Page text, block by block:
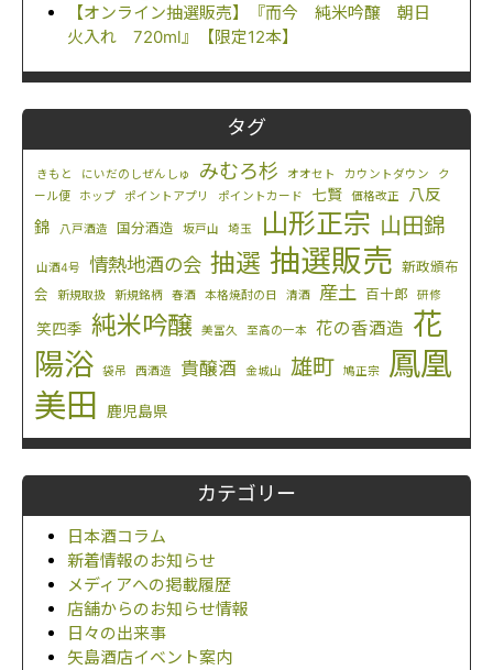
【オンライン抽選販売】『而今 純米吟醸 朝日
火入れ 720ml』【限定12本】
タグ
きもと にいだのしぜんしゅ みむろ杉 オオセト カウントダウン
ク
ール便
ホップ ポイントアプリ ポイントカード 七賢 価格改正
八反
錦
八戸酒造 国分酒造 坂戸山 埼玉 山形正宗 山田錦
山酒4号 情熱地酒の会 抽選 抽選販売 新政頒布
会
新規取扱 新規銘柄 春酒 本格焼酎の日 清酒 産土 百十郎 研修
笑四季 純米吟醸 美冨久 至高の一本 花の香酒造 花
陽浴
袋吊 西酒造 貴醸酒 金城山 雄町 鳩正宗
鳳凰
美田
鹿児島県
カテゴリー
日本酒コラム
新着情報のお知らせ
メディアへの掲載履歴
店舗からのお知らせ情報
日々の出来事
矢島酒店イベント案内